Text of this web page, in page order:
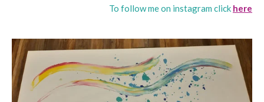
To follow me on instagram click here